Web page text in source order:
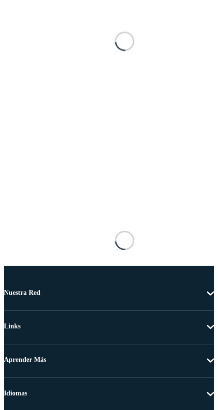
Nuestra Red
Links
Aprender Más
Idiomas